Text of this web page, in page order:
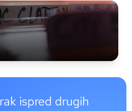
ispred drugih